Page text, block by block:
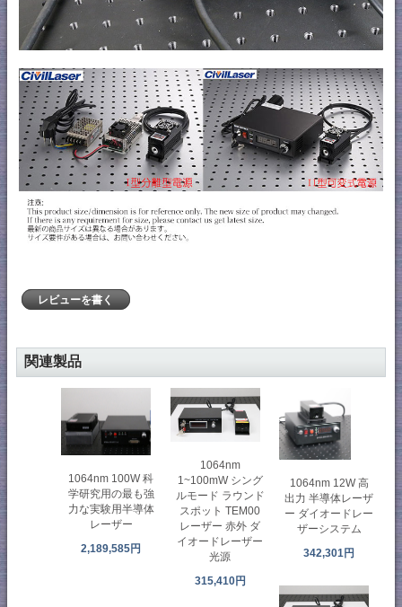
レビューを書く
関連製品
1064nm 100W 科
学研究用の最も強
力な実験用半導体
レーザー
2,189,585円
1064nm
1~100mW シング
ルモード ラウンド
スポット TEM00
レーザー 赤外 ダ
イオードレーザー
光源
315,410円
1064nm 12W 高
出力 半導体レーザ
ー ダイオードレー
ザーシステム
342,301円